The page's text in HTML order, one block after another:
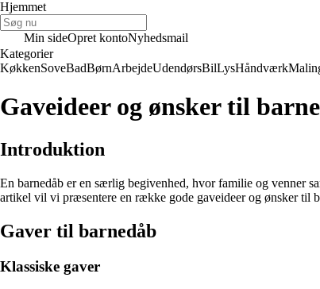
Hjemmet
Min sideOpret kontoNyhedsmail
Kategorier
KøkkenSoveBadBørnArbejdeUdendørsBilLysHåndværk
Gaveideer og ønsker til
Introduktion
En barnedåb er en særlig begivenhed, hvor familie og venner
artikel vil vi præsentere en række gode gaveideer og ønsker til
Gaver til barnedåb
Klassiske gaver